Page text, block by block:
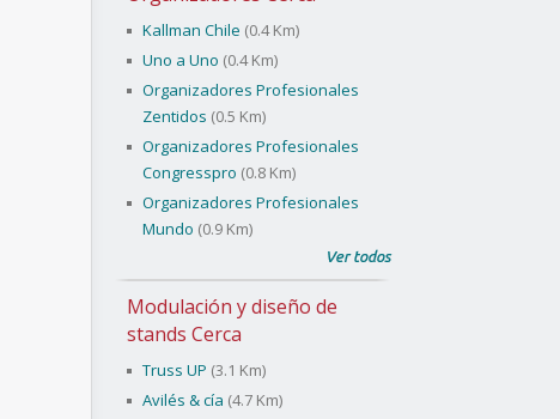
Kallman Chile (0.4 Km)
Uno a Uno (0.4 Km)
Organizadores Profesionales
Zentidos (0.5 Km)
Organizadores Profesionales
Congresspro (0.8 Km)
Organizadores Profesionales
Mundo (0.9 Km)
Ver todos
Modulación y diseño de
stands Cerca
Truss UP (3.1 Km)
Avilés & cía (4.7 Km)